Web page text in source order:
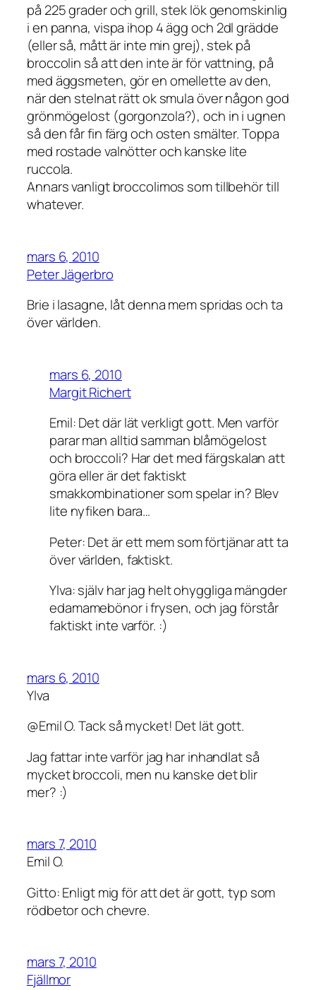
på 225 grader och grill, stek lök genomskinlig
i en panna, vispa ihop 4 ägg och 2dl grädde
(eller så, mått är inte min grej), stek på
broccolin så att den inte är för vattning, på
med äggsmeten, gör en omellette av den,
när den stelnat rätt ok smula över någon god
grönmögelost (gorgonzola?), och in i ugnen
så den får fin färg och osten smälter. Toppa
med rostade valnötter och kanske lite
ruccola.
Annars vanligt broccolimos som tillbehör till
whatever.
mars 6, 2010
Peter Jägerbro
Brie i lasagne, låt denna mem spridas och ta
över världen.
mars 6, 2010
Margit Richert
Emil: Det där lät verkligt gott. Men varför
parar man alltid samman blåmögelost
och broccoli? Har det med färgskalan att
göra eller är det faktiskt
smakkombinationer som spelar in? Blev
lite nyfiken bara…
Peter: Det är ett mem som förtjänar att ta
över världen, faktiskt.
Ylva: själv har jag helt ohyggliga mängder
edamamebönor i frysen, och jag förstår
faktiskt inte varför. :)
mars 6, 2010
Ylva
@Emil O. Tack så mycket! Det lät gott.
Jag fattar inte varför jag har inhandlat så
mycket broccoli, men nu kanske det blir
mer? :)
mars 7, 2010
Emil O.
Gitto: Enligt mig för att det är gott, typ som
rödbetor och chevre.
mars 7, 2010
Fjällmor